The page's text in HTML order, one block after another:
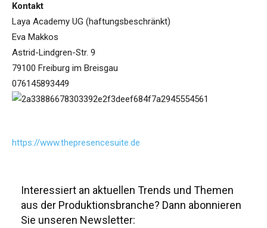
Kontakt
Laya Academy UG (haftungsbeschränkt)
Eva Makkos
Astrid-Lindgren-Str. 9
79100 Freiburg im Breisgau
076145893449
https://www.thepresencesuite.de
Interessiert an aktuellen Trends und Themen
aus der Produktionsbranche? Dann abonnieren
Sie unseren Newsletter: